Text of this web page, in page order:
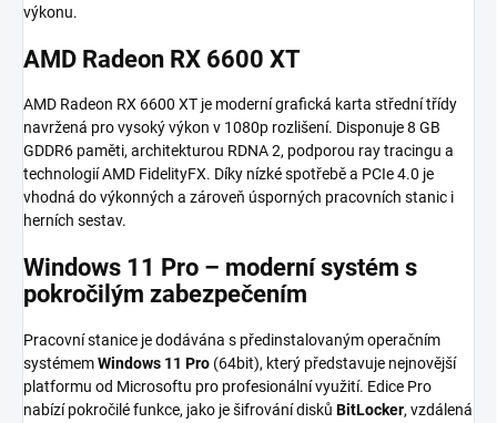
výkonu.
AMD Radeon RX 6600 XT
AMD Radeon RX 6600 XT je moderní grafická karta střední třídy
navržená pro vysoký výkon v 1080p rozlišení. Disponuje 8 GB
GDDR6 paměti, architekturou RDNA 2, podporou ray tracingu a
technologií AMD FidelityFX. Díky nízké spotřebě a PCIe 4.0 je
vhodná do výkonných a zároveň úsporných pracovních stanic i
herních sestav.
Windows 11 Pro – moderní systém s
pokročilým zabezpečením
Pracovní stanice je dodávána s předinstalovaným operačním
systémemWindows 11 Pro (64bit), který představuje nejnovější
platformu od Microsoftu pro profesionální využití. Edice Pro
nabízí pokročilé funkce, jako je šifrování disků BitLocker, vzdálená